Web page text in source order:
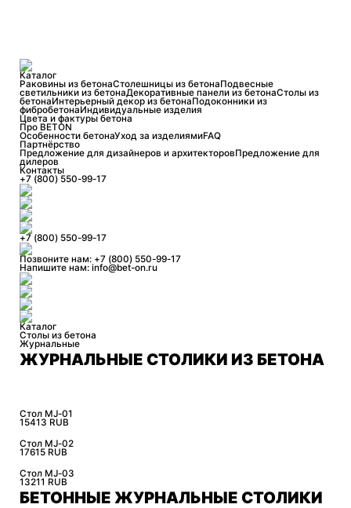
Каталог
Раковины из бетонаСтолешницы из бетонаПодвесные
светильники из бетонаДекоративные панели из бетонаСтолы из
бетонаИнтерьерный декор из бетонаПодоконники из
фибробетонаИндивидуальные изделия
Цвета и фактуры бетона
Про BETON
Особенности бетонаУход за изделиямиFAQ
Партнёрство
Предложение для дизайнеров и архитекторовПредложение для
дилеров
Контакты
+7 (800) 550-99-17
+7 (800) 550-99-17
Позвоните нам: +7 (800) 550-99-17
Напишите нам: info@bet-on.ru
Каталог
Столы из бетона
Журнальные
ЖУРНАЛЬНЫЕ СТОЛИКИ ИЗ БЕТОНА
Стол MJ-01
15413 RUB
Стол MJ-02
17615 RUB
Стол MJ-03
13211 RUB
БЕТОННЫЕ ЖУРНАЛЬНЫЕ СТОЛИКИ